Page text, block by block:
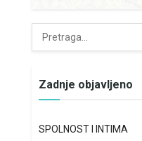
Zadnje objavljeno
SPOLNOST I INTIMA